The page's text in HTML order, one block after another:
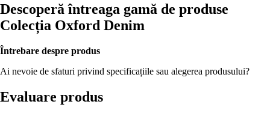
Descoperă întreaga gamă de produse
Colecția Oxford Denim
Întrebare despre produs
Ai nevoie de sfaturi privind specificațiile sau alegerea produsului?
Evaluare produs